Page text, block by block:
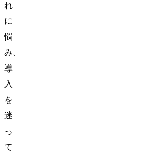
れ
に
悩
み、
導
入
を
迷
っ
て